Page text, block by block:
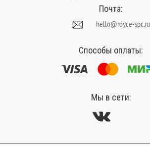
Почта:
hello@royce-spc.ru
Способы оплаты:
Мы в сети: